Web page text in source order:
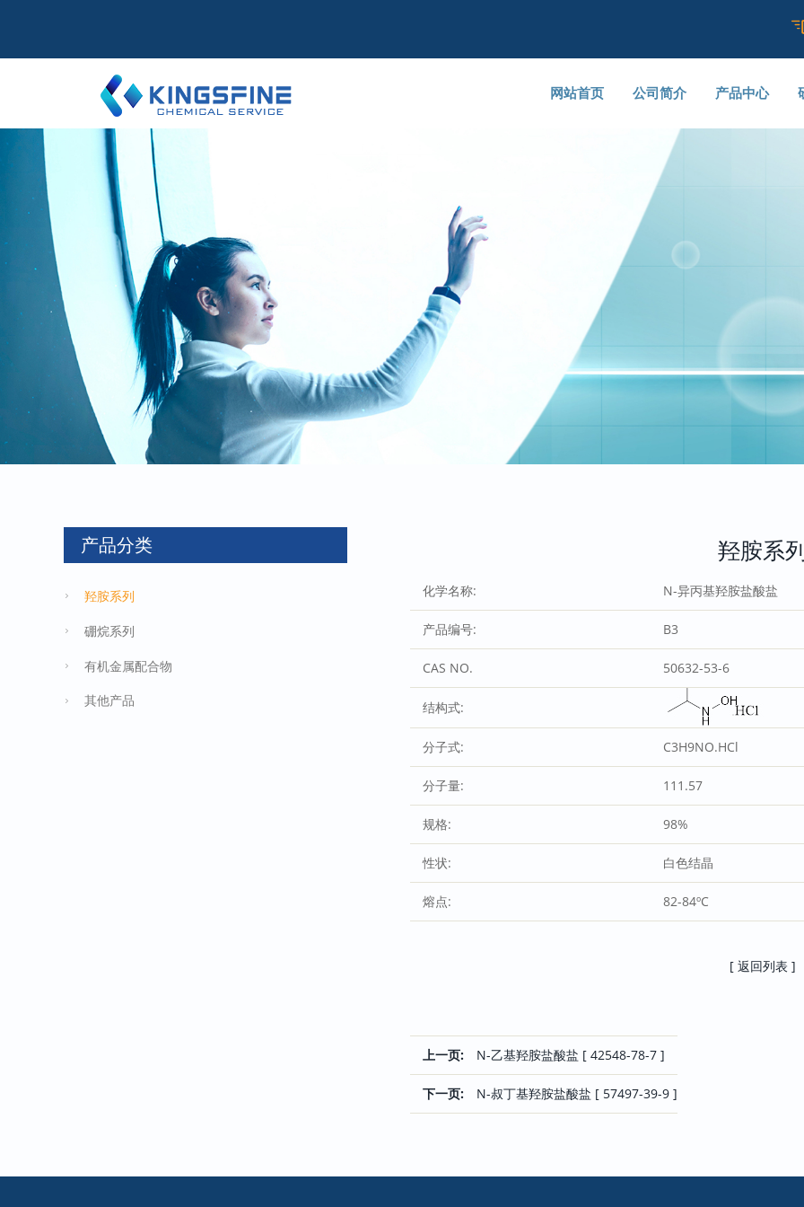
网站首页 公司简介 产品中心
产品分类
羟胺系列
硼烷系列
有机金属配合物
其他产品
羟胺系
化学名称: N-异丙基羟胺盐酸盐
产品编号: B3
CAS NO. 50632-53-6
结构式:
分子式: C3H9NO.HCl
分子量: 111.57
规格: 98%
性状: 白色结晶
熔点: 82-84ºC
[ 返回列表 ]
上一页: N-乙基羟胺盐酸盐 [ 42548-78-7 ]
下一页: N-叔丁基羟胺盐酸盐 [ 57497-39-9 ]